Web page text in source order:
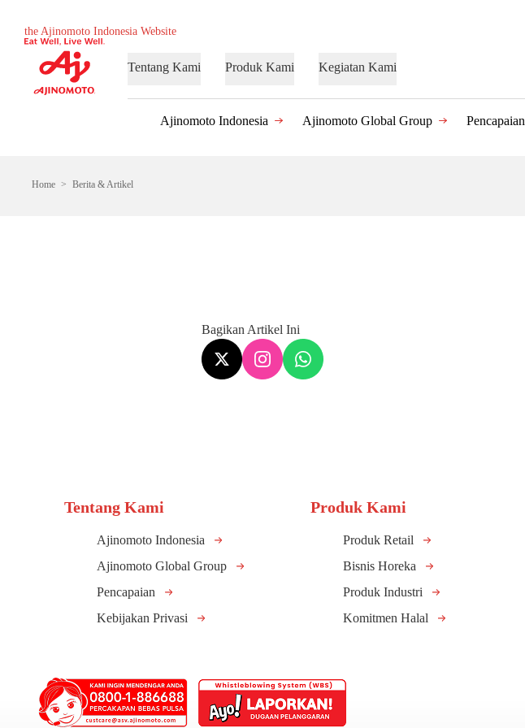
the Ajinomoto Indonesia Website
Tentang Kami Produk Kami Kegiatan Kami
Ajinomoto Indonesia Ajinomoto Global Group Pencapaian
Home Berita & Artikel
Bagikan Artikel Ini
Tentang Kami
Ajinomoto Indonesia
Ajinomoto Global Group
Pencapaian
Kebijakan Privasi
Produk Kami
Produk Retail
Bisnis Horeka
Produk Industri
Komitmen Halal